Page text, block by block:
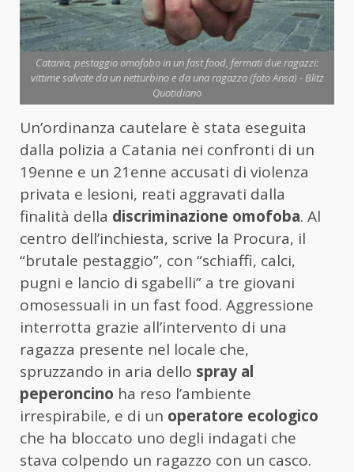
Catania, pestaggio omofobo in un fast food, fermati due ragazzi:
vittime salvate da un netturbino e da una ragazza (foto Ansa) - Blitz
Quotidiano
Un’ordinanza cautelare è stata eseguita
dalla polizia a Catania nei confronti di un
19enne e un 21enne accusati di violenza
privata e lesioni, reati aggravati dalla
finalità della discriminazione omofoba. Al
centro dell’inchiesta, scrive la Procura, il
“brutale pestaggio”, con “schiaffi, calci,
pugni e lancio di sgabelli” a tre giovani
omosessuali in un fast food. Aggressione
interrotta grazie all’intervento di una
ragazza presente nel locale che,
spruzzando in aria dello spray al
peperoncino ha reso l’ambiente
irrespirabile, e di un operatore ecologico
che ha bloccato uno degli indagati che
stava colpendo un ragazzo con un casco.